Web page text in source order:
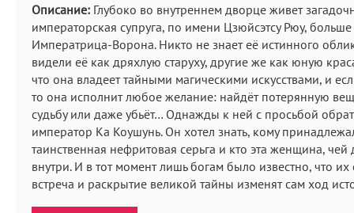
Описание: Глубоко во внутреннем дворце живет
императорская супруга, по имени Цзюйсэтсу Рюу, больше
Императрица-Ворона. Никто не знает её истинного
видели её как дряхлую старуху, другие же как юную
что она владеет тайными магическими искусствами, и
то она исполнит любое желание: найдёт потерянную
судьбу или даже убьёт… Однажды к ней с просьбой
император Ка Коушунь. Он хотел знать, кому
таинственная нефритовая серьга и кто эта женщина, чей
внутри. И в тот момент лишь богам было известно, что их
встреча и раскрытие великой тайны изменят сам ход